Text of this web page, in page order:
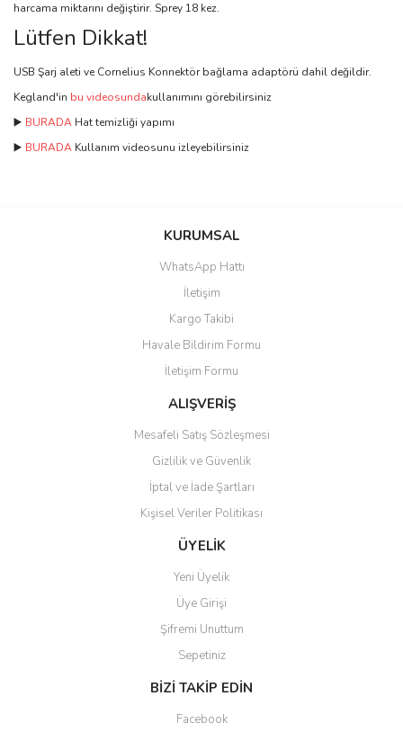
harcama miktarını değiştirir. Sprey 18 kez.
Lütfen Dikkat!
USB Şarj aleti ve Cornelius Konnektör bağlama adaptörü dahil değildir.
Kegland'in bu videosundakullanımını görebilirsiniz
▶️ BURADA Hat temizliği yapımı
▶️ BURADA Kullanım videosunu izleyebilirsiniz
Bu ürüne ilk yorumu siz yapın!
Yorum Yaz
Ürün resmi kalitesiz, bozuk veya görüntülenemiyor.
Ürün açıklamasında eksik bilgiler bulunuyor.
Ürün bilgilerinde hatalar bulunuyor.
Ürün fiyatı diğer sitelerden daha pahalı.
Bu ürüne benzer farklı alternatifler olmalı.
Gönder
KURUMSAL
WhatsApp Hattı
İletişim
Kargo Takibi
Havale Bildirim Formu
İletişim Formu
ALIŞVERİŞ
Mesafeli Satış Sözleşmesi
Gizlilik ve Güvenlik
İptal ve İade Şartları
Kişisel Veriler Politikası
ÜYELİK
Yeni Üyelik
Üye Girişi
Şifremi Unuttum
Sepetiniz
BİZİ TAKİP EDİN
Facebook